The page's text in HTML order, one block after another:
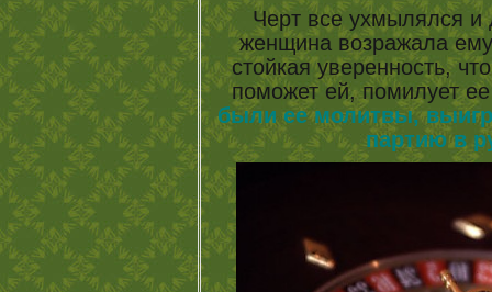
Черт все ухмылялся и
женщина возражала
стойкая уверенность,
поможет ей, помилует
были ее молитвы,
партию в